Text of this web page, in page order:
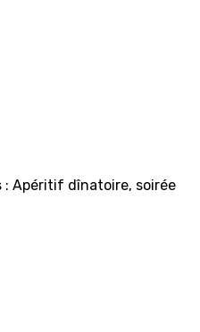
: Apéritif dînatoire, soirée